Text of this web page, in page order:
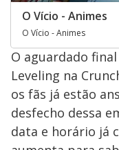
O Vício - Animes
O Vício - Animes
O aguardado
Leveling na
os fãs já estão
desfecho dessa
data e horário já